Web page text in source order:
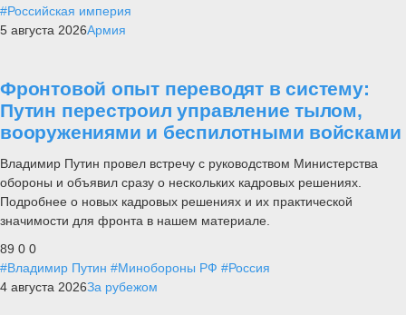
#Российская империя
5 августа 2026Армия
Фронтовой опыт переводят в систему:
Путин перестроил управление тылом,
вооружениями и беспилотными войсками
Владимир Путин провел встречу с руководством Министерства
обороны и объявил сразу о нескольких кадровых решениях.
Подробнее о новых кадровых решениях и их практической
значимости для фронта в нашем материале.
89 0 0
#Владимир Путин #Минобороны РФ #Россия
4 августа 2026За рубежом